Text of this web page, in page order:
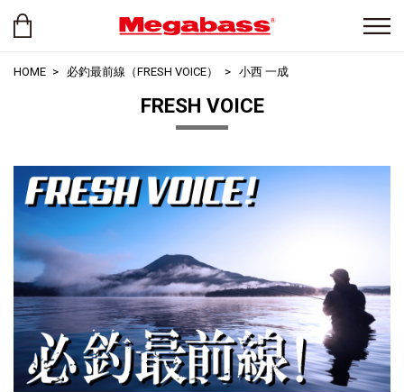
HOME 必釣最前線（FRESH VOICE） 小西 一成
FRESH VOICE